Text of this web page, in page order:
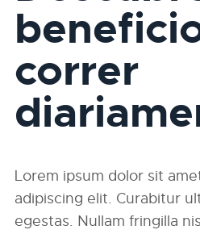
correr
Lorem ipsum dolor sit
adipiscing elit. Curabitur
egestas. Nullam fringilla